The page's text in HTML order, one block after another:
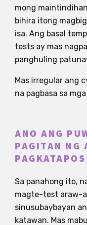
mong
bihira itong
isa. Ang basal
tests ay mas
panghuling
Mas irregular ang
na pagbasa sa
ANO ANG
PAGITAN NG
Sa panahong ito,
magte-test araw-
sinusubaybayan
katawan. Mas